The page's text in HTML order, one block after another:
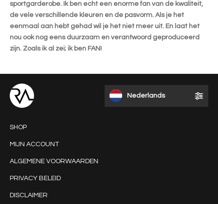
sportgarderobe. Ik ben echt een enorme fan van de kwaliteit,
de vele verschillende kleuren en de pasvorm. Als je het
eenmaal aan hebt gehad wil je het niet meer uit. En laat het
nou ook nog eens duurzaam en verantwoord geproduceerd
zijn. Zoals ik al zei; ik ben FAN!
Nederlands
SHOP
MIJN ACCOUNT
ALGEMENE VOORWAARDEN
PRIVACY BELEID
DISCLAIMER